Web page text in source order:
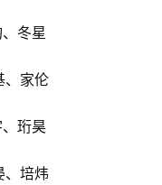
冬星
、家伦
珩昊
、培炜